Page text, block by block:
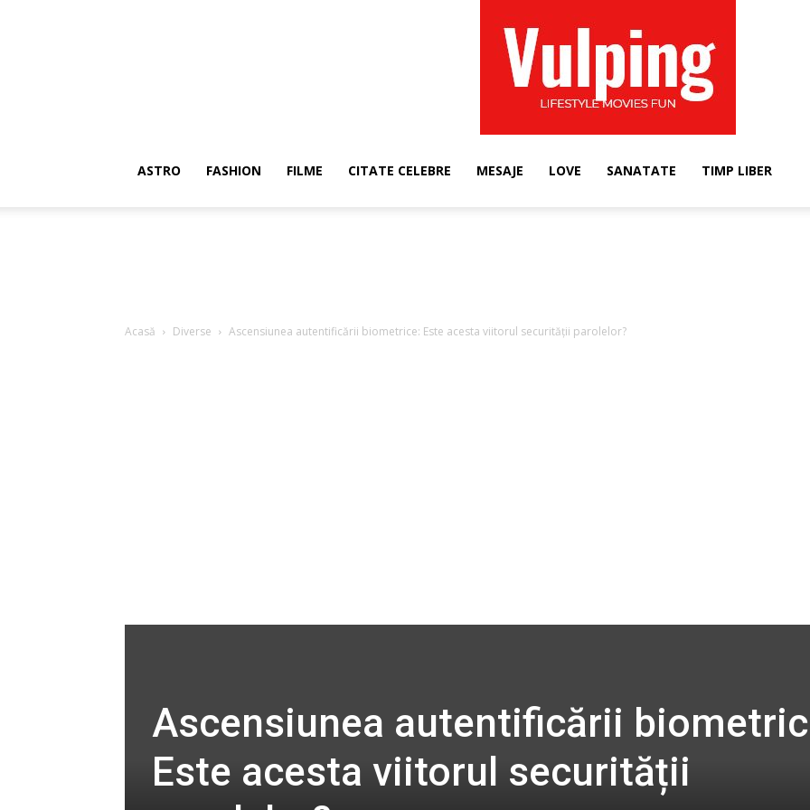
ASTRO FASHION FILME CITATE CELEBRE MESAJE LOVE SANATATE TIMP LIBER
Acasă Diverse Ascensiunea autentificării biometrice: Este acesta viitorul securității parolelor?
Ascensiunea autentificării
Este acesta viitorul securității